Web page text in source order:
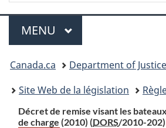
Menu
MENU PRINCIPAL
You
are
here:
Canada.ca
Department of Justice
Site Web de la législation
Décret de remise visant les
de charge (2010) (DORS/2010-202)